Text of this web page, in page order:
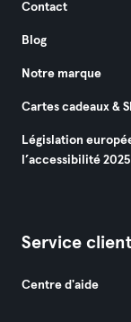
Contact
Blog
Notre marque
Cartes cadeaux &
Législation
l’accessibilité 2025
Service
Centre d'aide